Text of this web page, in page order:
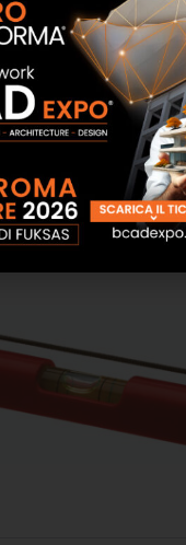
Livella in alluminio SM
SCOPRI